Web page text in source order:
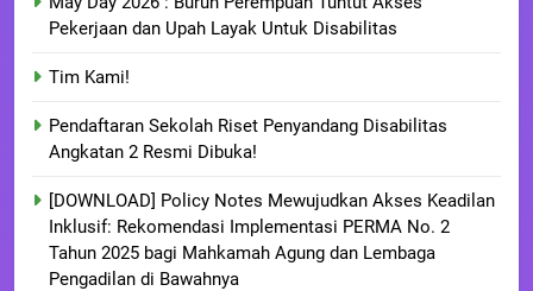
Pekerjaan dan Upah Layak Untuk Disabilitas
Tim Kami!
Pendaftaran Sekolah Riset Penyandang Disabilitas
Angkatan 2 Resmi Dibuka!
[DOWNLOAD] Policy Notes Mewujudkan Akses Keadilan
Inklusif: Rekomendasi Implementasi PERMA No. 2
Tahun 2025 bagi Mahkamah Agung dan Lembaga
Pengadilan di Bawahnya